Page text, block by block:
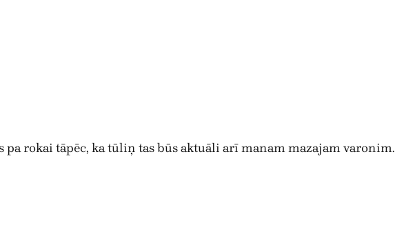
pa rokai tāpēc, ka tūliņ tas būs aktuāli arī manam mazajam varonim.